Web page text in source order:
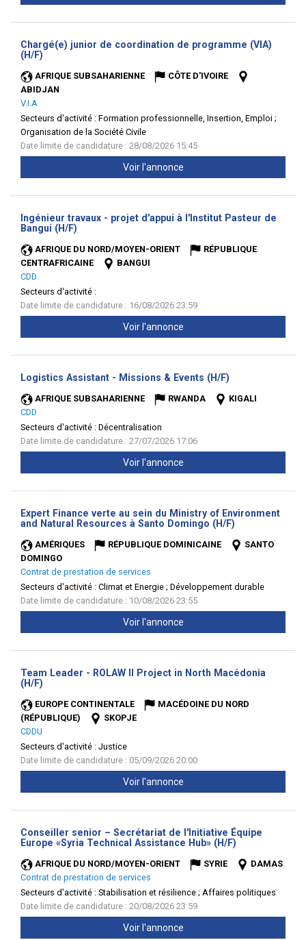
Chargé(e) junior de coordination de programme (VIA)
(H/F)
AFRIQUE SUBSAHARIENNE
CÔTE D'IVOIRE
ABIDJAN
V.I.A
Secteurs d'activité : Formation professionnelle, Insertion, Emploi ;
Organisation de la Société Civile
Date limite de candidature : 28/08/2026 15:45
Voir l'annonce
Ingénieur travaux - projet d'appui à l'Institut Pasteur de
Bangui (H/F)
AFRIQUE DU NORD/MOYEN-ORIENT
RÉPUBLIQUE
CENTRAFRICAINE
BANGUI
CDD
Secteurs d'activité :
Date limite de candidature : 16/08/2026 23:59
Voir l'annonce
Logistics Assistant - Missions & Events (H/F)
AFRIQUE SUBSAHARIENNE RWANDA
KIGALI
CDD
Secteurs d'activité : Décentralisation
Date limite de candidature : 27/07/2026 17:06
Voir l'annonce
Expert Finance verte au sein du Ministry of Environment
and Natural Resources à Santo Domingo (H/F)
AMÉRIQUES RÉPUBLIQUE DOMINICAINE
SANTO
DOMINGO
Contrat de prestation de services
Secteurs d'activité : Climat et Energie ; Développement durable
Date limite de candidature : 10/08/2026 23:55
Voir l'annonce
Team Leader - ROLAW II Project in North Macédonia
(H/F)
EUROPE CONTINENTALE
MACÉDOINE DU NORD
(RÉPUBLIQUE)
SKOPJE
CDDU
Secteurs d'activité : Justice
Date limite de candidature : 05/09/2026 20:00
Voir l'annonce
Conseiller senior – Secrétariat de l'Initiative Équipe
Europe «Syria Technical Assistance Hub» (H/F)
AFRIQUE DU NORD/MOYEN-ORIENT SYRIE
DAMAS
Contrat de prestation de services
Secteurs d'activité : Stabilisation et résilience ; Affaires politiques
Date limite de candidature : 20/08/2026 23:59
Voir l'annonce